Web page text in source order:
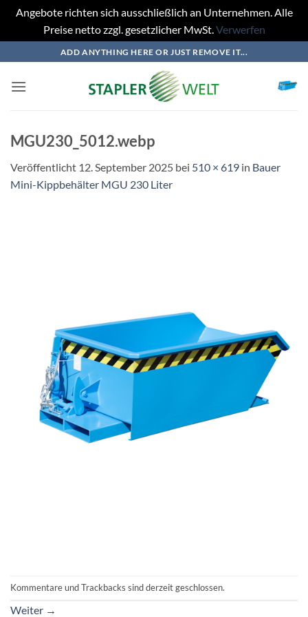
Angebote richten sich ausschließlich an Unternehmen. Alle
Preise netto zzgl. gesetzlicher MwSt.Verwerfen
Inhalt
springen
ADD ANYTHING HERE OR JUST REMOVE IT...
MGU230_5012.webp
Veröffentlicht 12. September 2025 bei 510 × 619 in Bauer
Mini-Kippbehälter MGU 230 Liter
Kommentare und Trackbacks sind derzeit geschlossen.
Weiter →